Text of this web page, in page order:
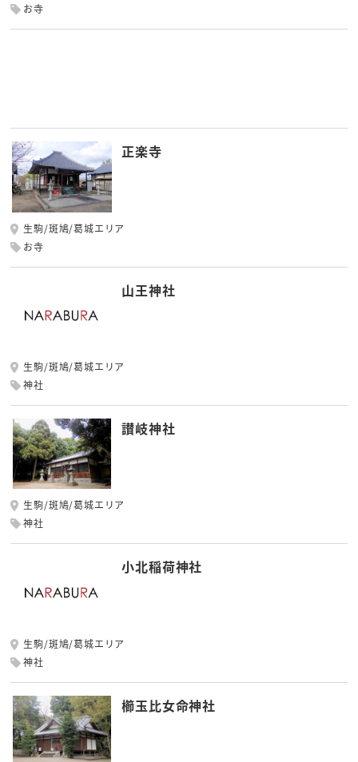
お寺
正楽寺
生駒/斑鳩/葛城エリア
お寺
山王神社
生駒/斑鳩/葛城エリア
神社
讃岐神社
生駒/斑鳩/葛城エリア
神社
小北稲荷神社
生駒/斑鳩/葛城エリア
神社
櫛玉比女命神社